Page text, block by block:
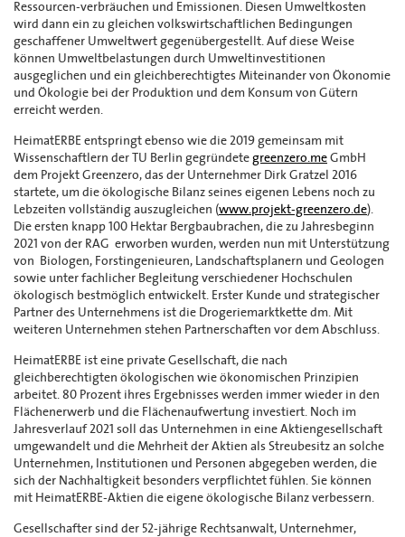
Ressourcen-verbräuchen und Emissionen. Diesen Umweltkosten
wird dann ein zu gleichen volkswirtschaftlichen Bedingungen
geschaffener Umweltwert gegenübergestellt. Auf diese Weise
können Umweltbelastungen durch Umweltinvestitionen
ausgeglichen und ein gleichberechtigtes Miteinander von Ökonomie
und Ökologie bei der Produktion und dem Konsum von Gütern
erreicht werden.
HeimatERBE entspringt ebenso wie die 2019 gemeinsam mit
Wissenschaftlern der TU Berlin gegründete greenzero.me GmbH
dem Projekt Greenzero, das der Unternehmer Dirk Gratzel 2016
startete, um die ökologische Bilanz seines eigenen Lebens noch zu
Lebzeiten vollständig auszugleichen (www.projekt-greenzero.de).
Die ersten knapp 100 Hektar Bergbaubrachen, die zu Jahresbeginn
2021 von der RAG erworben wurden, werden nun mit Unterstützung
von Biologen, Forstingenieuren, Landschaftsplanern und Geologen
sowie unter fachlicher Begleitung verschiedener Hochschulen
ökologisch bestmöglich entwickelt. Erster Kunde und strategischer
Partner des Unternehmens ist die Drogeriemarktkette dm. Mit
weiteren Unternehmen stehen Partnerschaften vor dem Abschluss.
HeimatERBE ist eine private Gesellschaft, die nach
gleichberechtigten ökologischen wie ökonomischen Prinzipien
arbeitet. 80 Prozent ihres Ergebnisses werden immer wieder in den
Flächenerwerb und die Flächenaufwertung investiert. Noch im
Jahresverlauf 2021 soll das Unternehmen in eine Aktiengesellschaft
umgewandelt und die Mehrheit der Aktien als Streubesitz an solche
Unternehmen, Institutionen und Personen abgegeben werden, die
sich der Nachhaltigkeit besonders verpflichtet fühlen. Sie können
mit HeimatERBE-Aktien die eigene ökologische Bilanz verbessern.
Gesellschafter sind der 52-jährige Rechtsanwalt, Unternehmer,